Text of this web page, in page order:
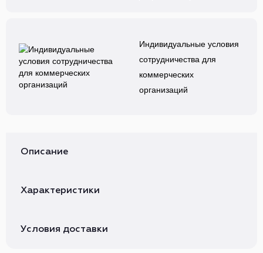
Индивидуальные условия
сотрудничества для
коммерческих
организаций
Описание
Характеристики
Условия доставки